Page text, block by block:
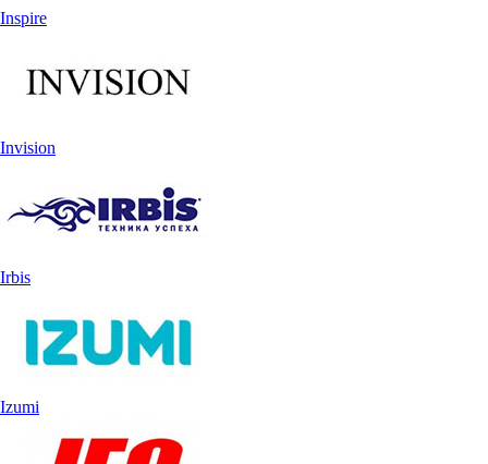
Inspire
Invision
Irbis
Izumi